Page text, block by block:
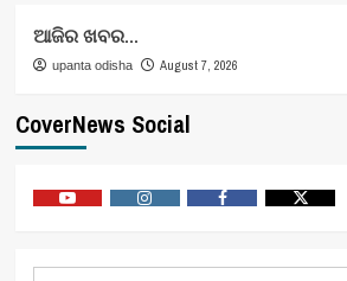
ଆଜିର ଖବର…
upanta odisha August 7, 2026
CoverNews Social